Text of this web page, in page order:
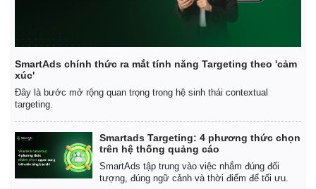
SmartAds chính thức ra mắt tính năng Targeting theo 'cảm
xúc'
Đây là bước mở rộng quan trọng trong hệ sinh thái contextual
targeting.
Smartads Targeting: 4 phương thức chọn
trên hệ thống quảng cáo
SmartAds tập trung vào việc nhắm đúng đối
tượng, đúng ngữ cảnh và thời điểm để tối ưu.